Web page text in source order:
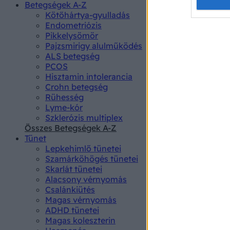
Betegségek A-Z
Kötőhártya-gyulladás
Endometriózis
Pikkelysömör
Pajzsmirigy alulműködés
ALS betegség
PCOS
Hisztamin intolerancia
Crohn betegség
Rühesség
Lyme-kór
Szklerózis multiplex
Összes Betegségek A-Z
Tünet
Lepkehimlő tünetei
Szamárköhögés tünetei
Skarlát tünetei
Alacsony vérnyomás
Csalánkiütés
Magas vérnyomás
ADHD tünetei
Magas koleszterin